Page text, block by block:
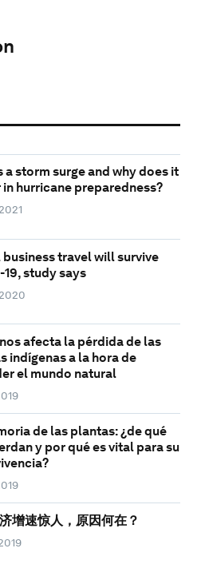
a storm surge and why does it
hurricane preparedness?
travel will survive
19, study says
afecta la pérdida de las
indígenas a la hora de
el mundo natural
de las plantas: ¿de qué
y por qué es vital para su
增速惊人，原因何在？